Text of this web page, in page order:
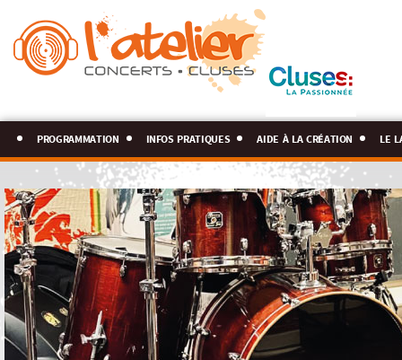
programmation infos pratiques aide à la création le